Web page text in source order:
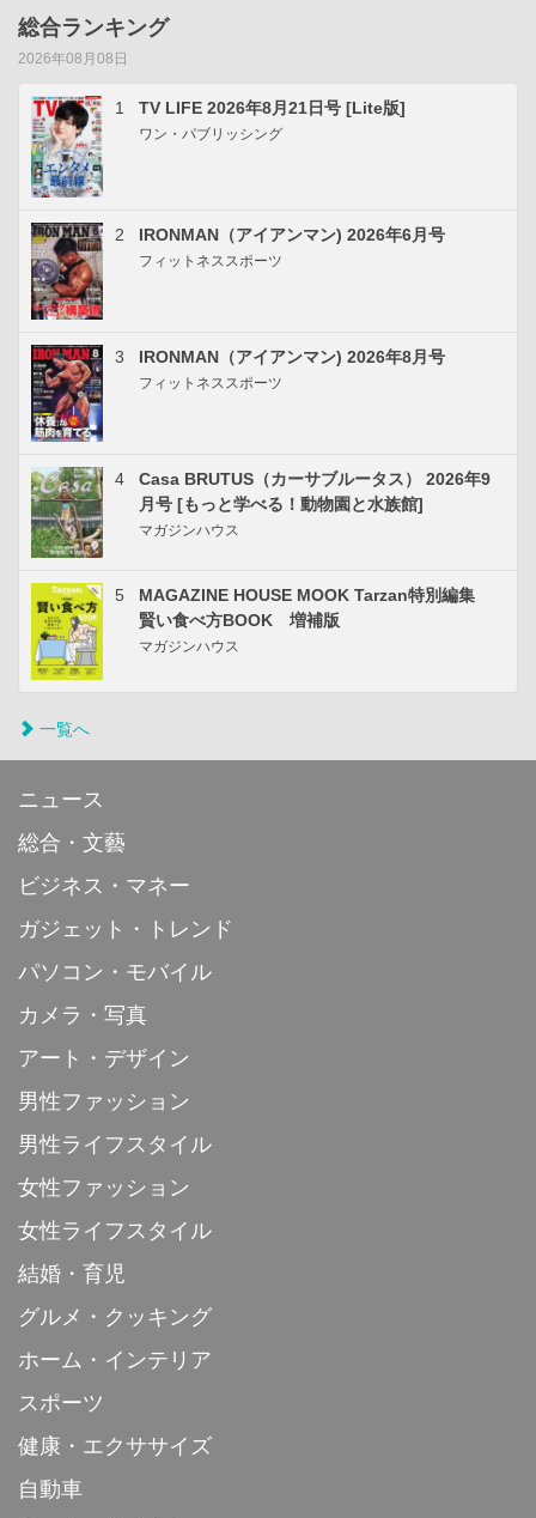
総合ランキング
2026年08月08日
1 TV LIFE 2026年8月21日号 [Lite版]
ワン・パブリッシング
2 IRONMAN（アイアンマン) 2026年6月号
フィットネススポーツ
3 IRONMAN（アイアンマン) 2026年8月号
フィットネススポーツ
4
Casa BRUTUS（カーサブルータス） 2026年9
月号 [もっと学べる！動物園と水族館]
マガジンハウス
5
MAGAZINE HOUSE MOOK Tarzan特別編集
賢い食べ方BOOK 増補版
マガジンハウス
一覧へ
ニュース
総合・文藝
ビジネス・マネー
ガジェット・トレンド
パソコン・モバイル
カメラ・写真
アート・デザイン
男性ファッション
男性ライフスタイル
女性ファッション
女性ライフスタイル
結婚・育児
グルメ・クッキング
ホーム・インテリア
スポーツ
健康・エクササイズ
自動車